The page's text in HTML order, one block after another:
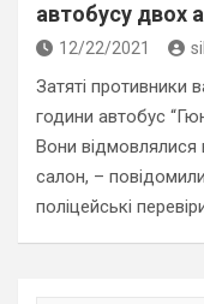
автобусу двох
12/22/2021
Затяті противники
години автобус
Вони відмовлялися
салон, –
поліцейські